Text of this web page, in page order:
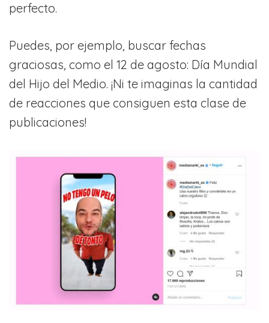
perfecto.
Puedes, por ejemplo, buscar fechas
graciosas, como el 12 de agosto: Día Mundial
del Hijo del Medio. ¡Ni te imaginas la cantidad
de reacciones que consiguen esta clase de
publicaciones!